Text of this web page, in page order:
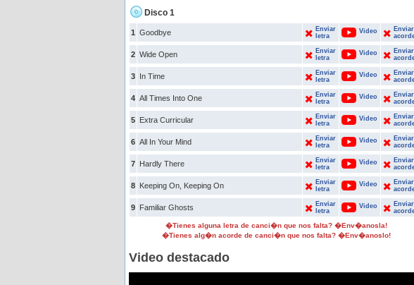
Disco 1
1 Goodbye
Enviar
letra
Video
Enviar
2 Wide Open
Enviar
letra
Video
Enviar
3 In Time
Enviar
letra
Video
Enviar
4 All Times Into One
Enviar
letra
Video
Enviar
5 Extra Curricular
Enviar
letra
Video
Enviar
6 All In Your Mind
Enviar
letra
Video
Enviar
7 Hardly There
Enviar
letra
Video
Enviar
8 Keeping On, Keeping On
Enviar
letra
Video
Enviar
9 Familiar Ghosts
Enviar
letra
Video
Enviar
�Tienes alguna letra de canci�n que nos falta? �Env�anosla!
�Tienes alg�n acorde de canci�n que nos falta? �Env�anoslo!
Video destacado